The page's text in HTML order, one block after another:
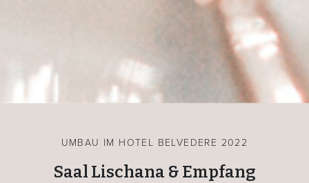
UMBAU IM HOTEL BELVEDERE 2022
Saal Lischana & Empfang